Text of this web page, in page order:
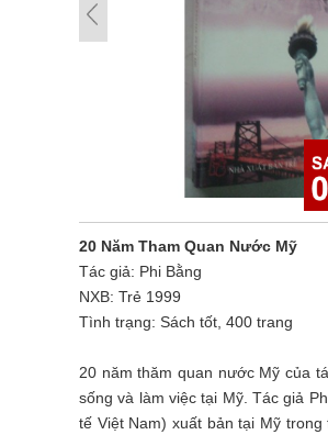
20 Năm Tham Quan Nước Mỹ
Tác giả: Phi Bằng
NXB: Trẻ 1999
Tình trạng: Sách tốt, 400 trang
20 năm thăm quan nước Mỹ của
sống và làm việc tại Mỹ. Tác giả
tế Việt Nam) xuất bản tại Mỹ